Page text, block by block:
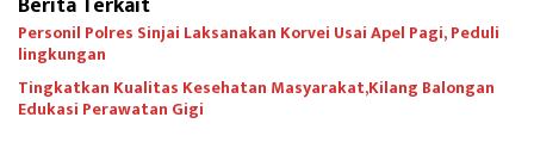
Personil Polres Sinjai Laksanakan Korvei Usai Apel Pagi, Peduli
lingkungan
Tingkatkan Kualitas Kesehatan Masyarakat,Kilang Balongan
Edukasi Perawatan Gigi